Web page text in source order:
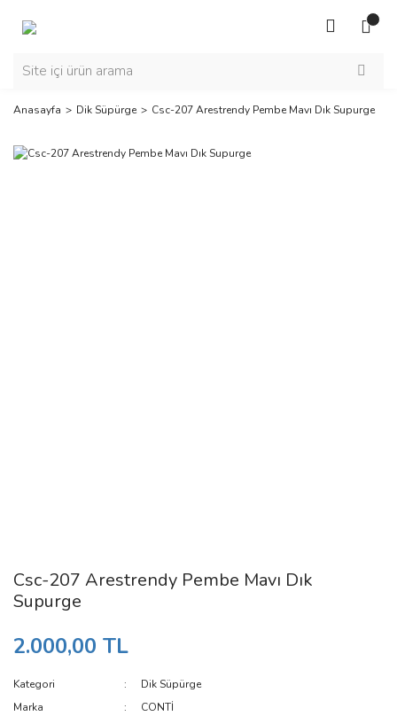
Anasayfa Dik Süpürge Csc-207 Arestrendy Pembe Mavı Dık Supurge
Csc-207 Arestrendy Pembe Mavı Dık
Supurge
2.000,00 TL
Kategori
Dik Süpürge
Marka
CONTİ